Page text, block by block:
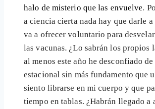
halo de misterio que las envuelve.
a ciencia cierta nada hay que darle
va a ofrecer voluntario para
las vacunas. ¿Lo sabrán los propios
al menos este año he desconfiado
estacional sin más fundamento que
siento librarse en mi cuerpo y que
tiempo en tablas. ¿Habrán llegado a